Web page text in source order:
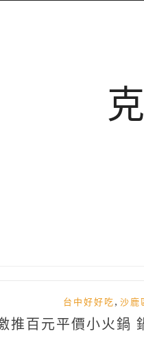
台中好好吃 , 沙鹿
推百元平價小火鍋